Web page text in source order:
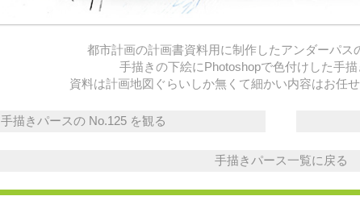
都市計画の計画書資料用に制作したアンダーパス
手描きの下絵にPhotoshopで色付けした手描
資料は計画地図ぐらいしか無くて細かい内容はお任
手描きパースの No.125 を観る
手描きパース一覧に戻る